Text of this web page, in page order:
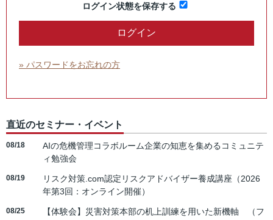
ログイン状態を保存する
» パスワードをお忘れの方
直近のセミナー・イベント
08/18
AIの危機管理コラボルーム企業の知恵を集めるコミュニテ
ィ勉強会
08/19
リスク対策.com認定リスクアドバイザー養成講座（2026
年第3回：オンライン開催）
08/25
【体験会】災害対策本部の机上訓練を用いた新機軸 （フ